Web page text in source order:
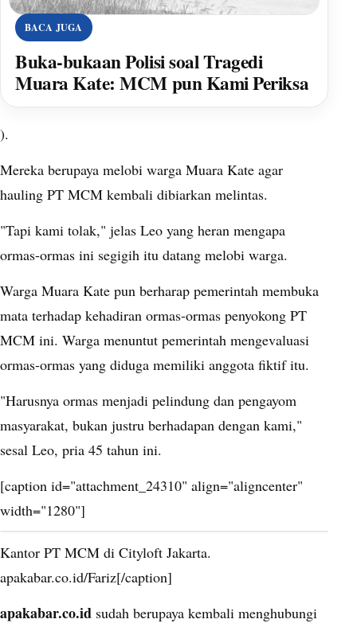
BACA JUGA
Buka-bukaan Polisi soal Tragedi
Muara Kate: MCM pun Kami Periksa
).
Mereka berupaya melobi warga Muara Kate agar
hauling PT MCM kembali dibiarkan melintas.
"Tapi kami tolak," jelas Leo yang heran mengapa
ormas-ormas ini segigih itu datang melobi warga.
Warga Muara Kate pun berharap pemerintah membuka
mata terhadap kehadiran ormas-ormas penyokong PT
MCM ini. Warga menuntut pemerintah mengevaluasi
ormas-ormas yang diduga memiliki anggota fiktif itu.
"Harusnya ormas menjadi pelindung dan pengayom
masyarakat, bukan justru berhadapan dengan kami,"
sesal Leo, pria 45 tahun ini.
[caption id="attachment_24310" align="aligncenter"
width="1280"]
Kantor PT MCM di Cityloft Jakarta.
apakabar.co.id/Fariz[/caption]
apakabar.co.id sudah berupaya kembali menghubungi